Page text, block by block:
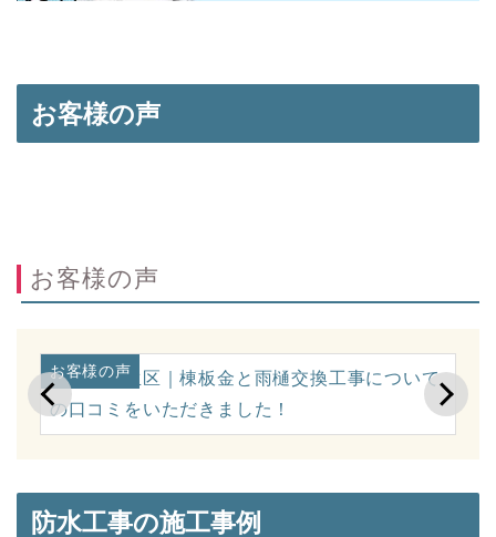
お客様の声
お客様の声
お客様の声
川崎市麻生区｜棟板金と雨樋交換工事について
の口コミをいただきました！
防水工事の施工事例